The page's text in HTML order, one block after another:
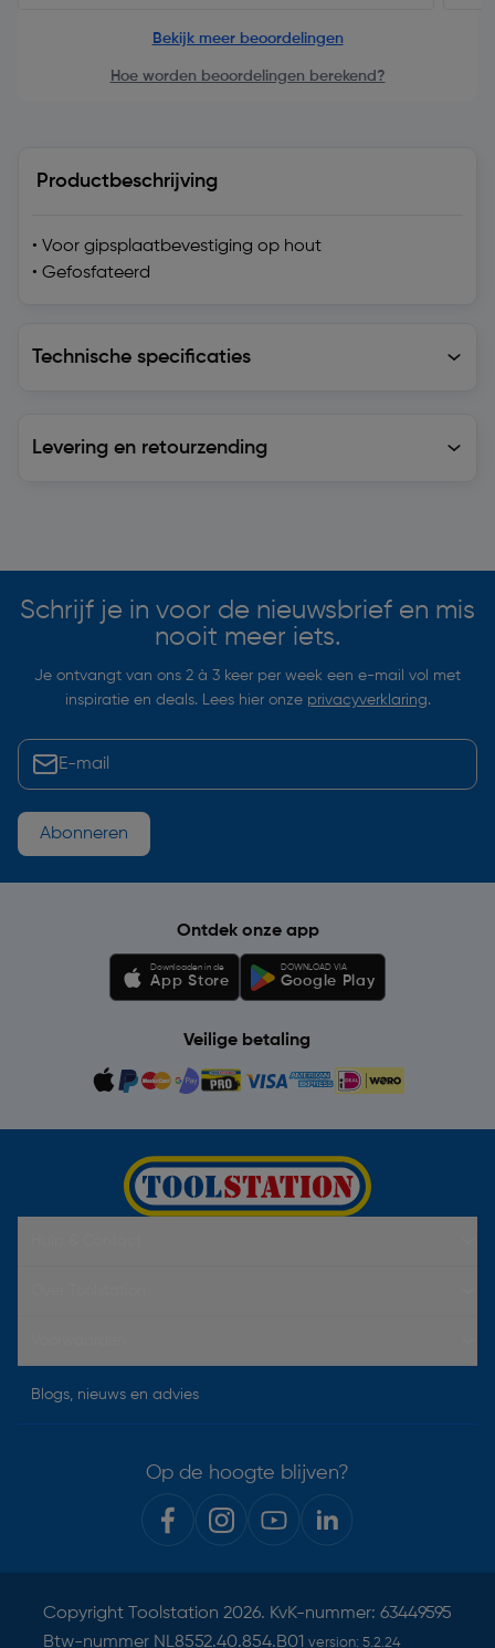
Bekijk meer beoordelingen
Hoe worden beoordelingen berekend?
Productbeschrijving
• Voor gipsplaatbevestiging op hout
• Gefosfateerd
Technische specificaties
Levering en retourzending
Schrijf je in voor de nieuwsbrief en mis
nooit meer iets.
Je ontvangt van ons 2 à 3 keer per week een e-mail vol met
inspiratie en deals. Lees hier onze privacyverklaring.
Abonneren
Ontdek onze app
Downloaden in de
App Store
DOWNLOAD VIA
Google Play
Veilige betaling
Blogs, nieuws en advies
Op de hoogte blijven?
Copyright Toolstation 2026. KvK-nummer: 63449595
Btw-nummer NL8552.40.854.B01 version: 5.2.24